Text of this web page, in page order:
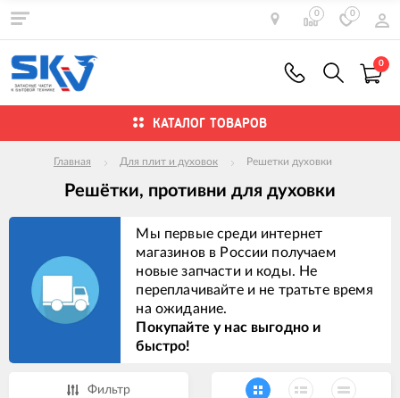
0 0
0
КАТАЛОГ ТОВАРОВ
Главная Для плит и духовок Решетки духовки
Решётки, противни для духовки
Мы первые среди интернет
магазинов в России получаем
новые запчасти и коды. Не
переплачивайте и не тратьте время
на ожидание.
Покупайте у нас выгодно и
быстро!
Фильтр